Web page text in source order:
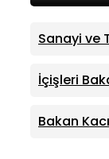
Sanayi ve
Kacır’dan
Sıfır Atık”
İçişleri
Sinop’ta
Binalarının
Bakan